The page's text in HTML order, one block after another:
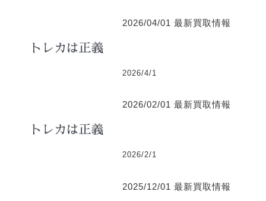
2026/04/01 最新買取情報
2026/4/1
2026/02/01 最新買取情報
2026/2/1
2025/12/01 最新買取情報